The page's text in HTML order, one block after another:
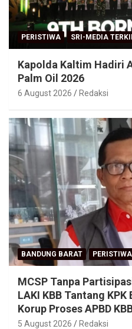
PERISTIWA SRI-MEDIA
Kapolda Kaltim Hadiri
Palm Oil 2026
6 August 2026 Redaksi
BANDUNG BARAT PERISTIWA
MCSP Tanpa
LAKI KBB Tantang
Korup Proses APBD
5 August 2026 Redaksi